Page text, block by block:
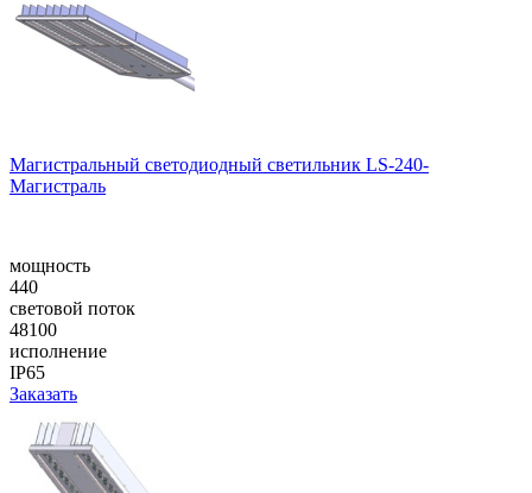
Магистральный светодиодный светильник LS-240-
Магистраль
мощность
440
световой поток
48100
исполнение
IP65
Заказать